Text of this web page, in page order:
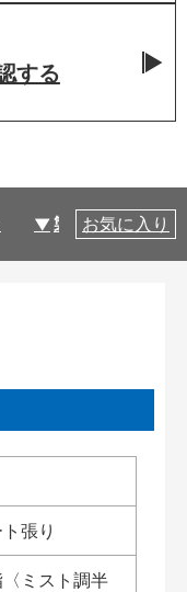
する
製品仕様
お気に入り
張り
ミスト調半